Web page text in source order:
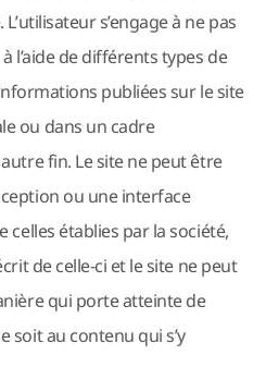
s’engage à ne pas
l’aide de différents types de
publiées sur le site
ou dans un cadre
fin. Le site ne peut être
ou une interface
établies par la société,
de celle-ci et le site ne peut
qui porte atteinte de
soit au contenu qui s’y